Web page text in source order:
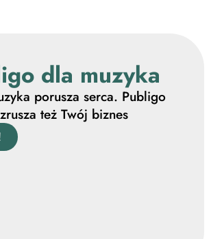
dla muzyka
porusza serca. Publigo
też Twój biznes